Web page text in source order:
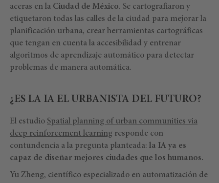
aceras en la Ciudad de México. Se cartografiaron y
etiquetaron todas las calles de la ciudad para mejorar la
planificación urbana, crear herramientas cartográficas
que tengan en cuenta la accesibilidad y entrenar
algoritmos de aprendizaje automático para detectar
problemas de manera automática.
¿ES LA IA EL URBANISTA DEL FUTURO?
El estudio Spatial planning of urban communities via
deep reinforcement learning responde con
contundencia a la pregunta planteada: la IA ya es
capaz de diseñar mejores ciudades que los humanos.
Yu Zheng, científico especializado en automatización de